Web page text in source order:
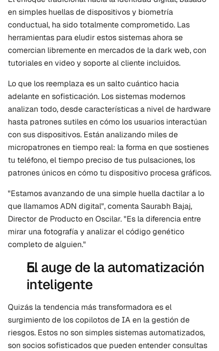
en simples huellas de dispositivos y biometría
conductual, ha sido totalmente comprometido. Las
herramientas para eludir estos sistemas ahora se
comercian libremente en mercados de la dark web, con
tutoriales en video y soporte al cliente incluidos.
Lo que los reemplaza es un salto cuántico hacia
adelante en sofisticación. Los sistemas modernos
analizan todo, desde características a nivel de hardware
hasta patrones sutiles en cómo los usuarios interactúan
con sus dispositivos. Están analizando miles de
micropatrones en tiempo real: la forma en que sostienes
tu teléfono, el tiempo preciso de tus pulsaciones, los
patrones únicos en cómo tu dispositivo procesa gráficos.
"Estamos avanzando de una simple huella dactilar a lo
que llamamos ADN digital", comenta Saurabh Bajaj,
Director de Producto en Oscilar. "Es la diferencia entre
mirar una fotografía y analizar el código genético
completo de alguien."
El auge de la automatización
inteligente
Quizás la tendencia más transformadora es el
surgimiento de los copilotos de IA en la gestión de
riesgos. Estos no son simples sistemas automatizados,
son socios sofisticados que pueden entender consultas